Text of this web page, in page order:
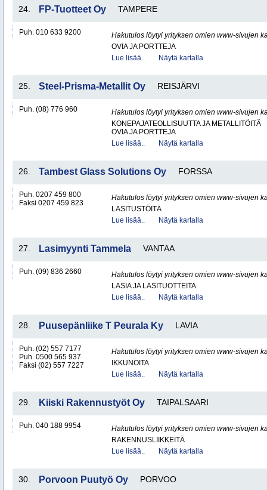
24. FP-Tuotteet Oy TAMPERE
Puh. 010 633 9200
Hakutulos löytyi yrityksen omien www-sivujen
OVIA JA PORTTEJA
Lue lisää..
Näytä kartalla
25. Steel-Prisma-Metallit Oy REISJÄRVI
Puh. (08) 776 960
Hakutulos löytyi yrityksen omien www-sivujen
KONEPAJATEOLLISUUTTA JA METALLITÖITÄ
OVIA JA PORTTEJA
Lue lisää..
Näytä kartalla
26. Tambest Glass Solutions Oy FORSSA
Puh. 0207 459 800
Faksi 0207 459 823
Hakutulos löytyi yrityksen omien www-sivujen
LASITUSTÖITÄ
Lue lisää..
Näytä kartalla
27. Lasimyynti Tammela VANTAA
Puh. (09) 836 2660
Hakutulos löytyi yrityksen omien www-sivujen
LASIA JA LASITUOTTEITA
Lue lisää..
Näytä kartalla
28. Puusepänliike T Peurala Ky LAVIA
Puh. (02) 557 7177
Puh. 0500 565 937
Faksi (02) 557 7227
Hakutulos löytyi yrityksen omien www-sivujen
IKKUNOITA
Lue lisää..
Näytä kartalla
29. Kiiski Rakennustyöt Oy TAIPALSAARI
Puh. 040 188 9954
Hakutulos löytyi yrityksen omien www-sivujen
RAKENNUSLIIKKEITÄ
Lue lisää..
Näytä kartalla
30. Porvoon Puutyö Oy PORVOO